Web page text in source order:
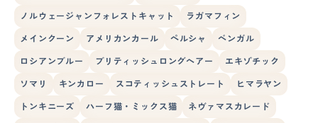
ノルウェージャンフォレストキャット ラガマフィン
メインクーン アメリカンカール ペルシャ ベンガル
ロシアンブルー ブリティッシュロングヘアー エキゾチック
ソマリ キンカロー スコティッシュストレート ヒマラヤン
トンキニーズ ハーフ猫・ミックス猫 ネヴァマスカレード